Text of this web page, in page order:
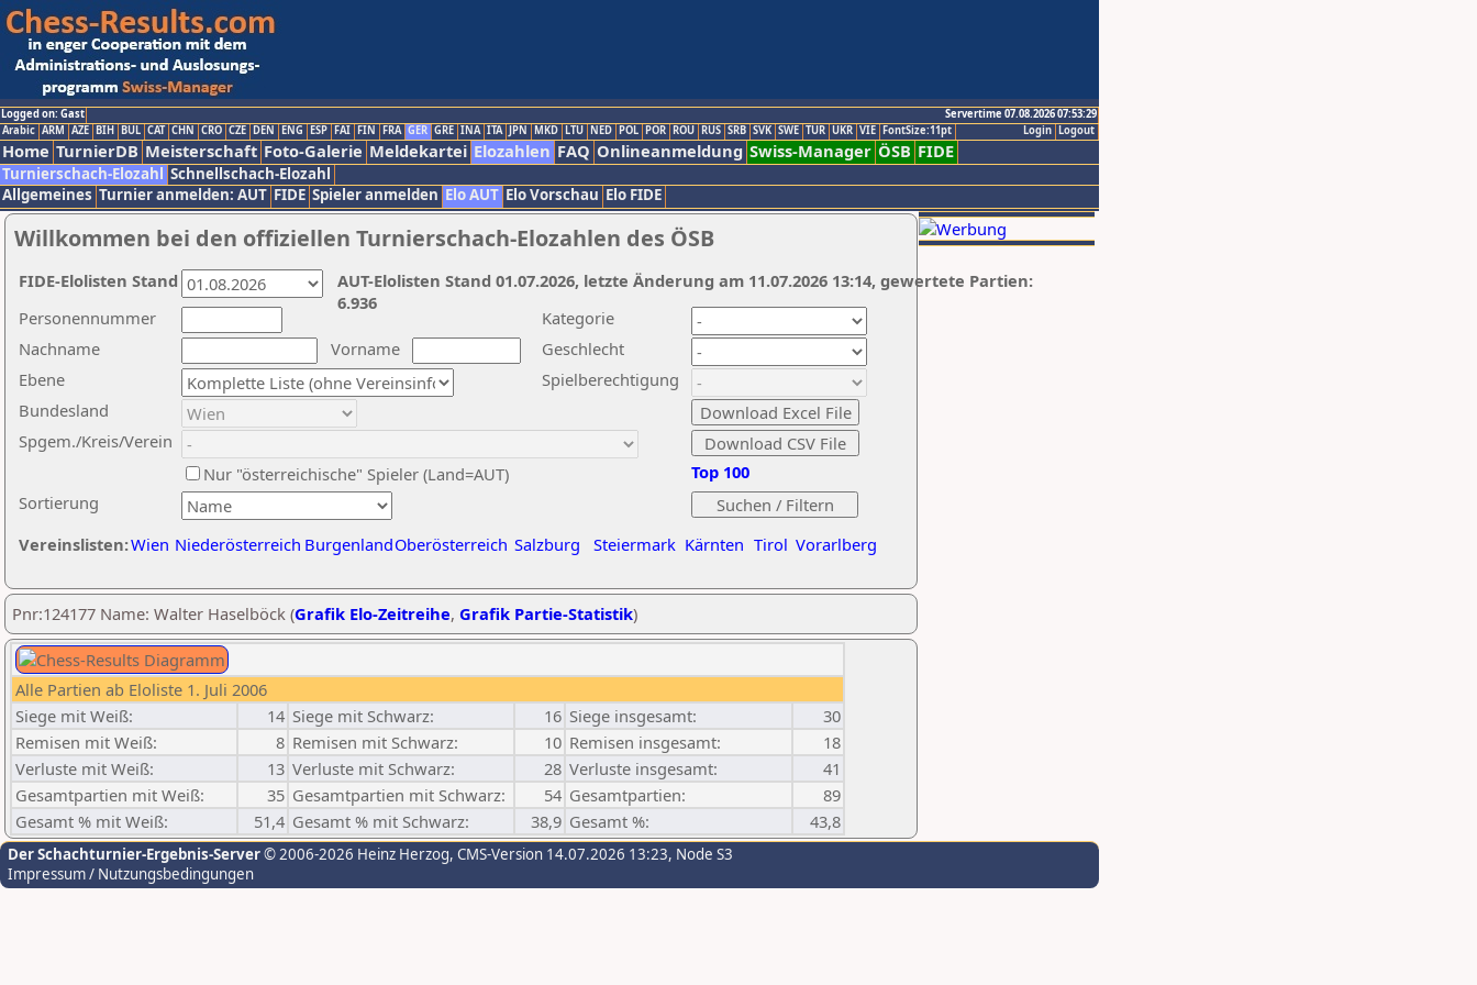
Logged on: Gast
Servertime 07.08.2026 07:53:29
Logout
Login
Arabic ARM AZE BIH BUL CAT CHN CRO CZE DEN ENG ESP FAI FIN FRA GER GRE INA ITA JPN MKD LTU NED POL POR ROU RUS SRB SVK SWE TUR UKR VIE FontSize:11pt
Home TurnierDB Meisterschaft Foto-Galerie Meldekartei Elozahlen FAQ Onlineanmeldung Swiss-Manager ÖSB FIDE
Turnierschach-Elozahl Schnellschach-Elozahl
Allgemeines Turnier anmelden: AUT FIDE Spieler anmelden Elo AUT Elo Vorschau Elo FIDE
Willkommen bei den offiziellen Turnierschach-Elozahlen des ÖSB
Nachname
Vorname
Ebene
Kategorie
Sortierung
Personennummer
Bundesland
Spgem./Kreis/Verein
Geschlecht
Nur "österreichische" Spieler (Land=AUT)
Spielberechtigung
Vereinslisten:Wien Niederösterreich BurgenlandOberösterreich Salzburg Steiermark Kärnten Tirol Vorarlberg
Top 100
AUT-Elolisten Stand 01.07.2026, letzte Änderung am 11.07.2026 13:14, gewertete Partien:
6.936
FIDE-Elolisten Stand
Pnr:124177 Name: Walter Haselböck (Grafik Elo-Zeitreihe, Grafik Partie-Statistik)
Alle Partien ab Eloliste 1. Juli 2006
Siege mit Weiß:
14 Siege mit Schwarz: 16 Siege insgesamt:
30
Remisen mit Weiß:
8 Remisen mit Schwarz: 10 Remisen insgesamt:
18
Verluste mit Weiß:
13 Verluste mit Schwarz: 28 Verluste insgesamt:
41
Gesamtpartien mit Weiß:
35 Gesamtpartien mit Schwarz: 54 Gesamtpartien:
89
Gesamt % mit Weiß:
51,4 Gesamt % mit Schwarz: 38,9 Gesamt %: 43,8
Der Schachturnier-Ergebnis-Server© 2006-2026 Heinz Herzog, CMS-Version 14.07.2026 13:23, Node S3
Impressum / Nutzungsbedingungen